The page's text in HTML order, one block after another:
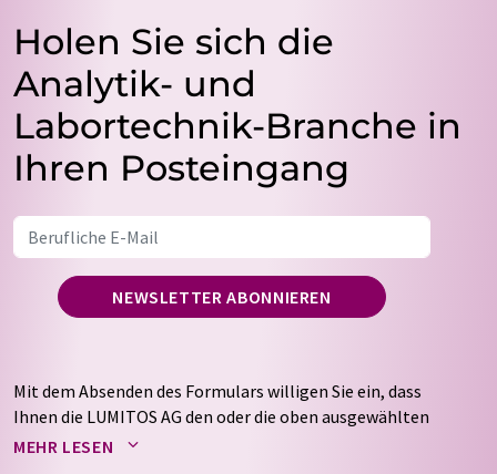
Holen Sie sich die
Analytik- und
Labortechnik-Branche in
Ihren Posteingang
NEWSLETTER ABONNIEREN
Mit dem Absenden des Formulars willigen Sie ein, dass
Ihnen die LUMITOS AG den oder die oben ausgewählten
Newsletter per E-Mail zusendet. Ihre Daten werden
MEHR LESEN